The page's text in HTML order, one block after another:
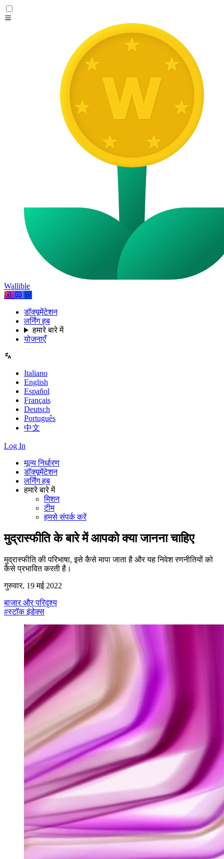
Wallible
डॉक्यूमेंटेशन
लर्निंग हब
हमारे बारे में
योजनाएँ
Italiano
English
Español
Français
Deutsch
Português
中文
Log In
मूल्य निर्धारण
डॉक्यूमेंटेशन
लर्निंग हब
हमारे बारे में
मिशन
टीम
हमसे संपर्क करें
मुद्रास्फीति के बारे में आपको क्या जानना चाहिए
मुद्रास्फीति की परिभाषा, इसे कैसे मापा जाता है और यह निवेश रणनीतियों को
कैसे प्रभावित करती है।
गुरुवार, 19 मई 2022
बाजार और परिदृश्य
#स्टॉक इंडेक्स